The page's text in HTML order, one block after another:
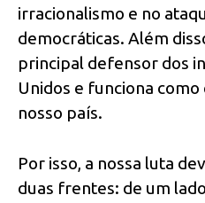
irracionalismo e no
democráticas. Além
principal defensor dos
Unidos e funciona
nosso país.
Por isso, a nossa luta
duas frentes: de um